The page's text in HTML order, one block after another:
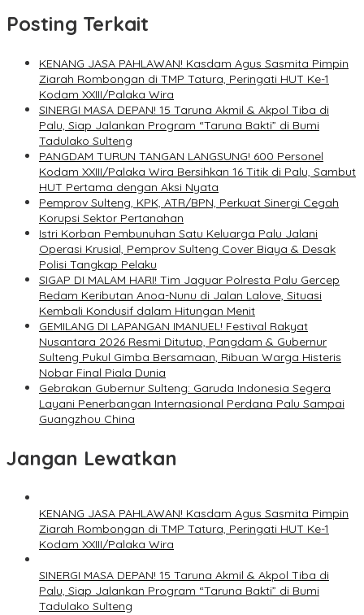
Posting Terkait
KENANG JASA PAHLAWAN! Kasdam Agus Sasmita Pimpin
Ziarah Rombongan di TMP Tatura, Peringati HUT Ke-1
Kodam XXIII/Palaka Wira
SINERGI MASA DEPAN! 15 Taruna Akmil & Akpol Tiba di
Palu, Siap Jalankan Program “Taruna Bakti” di Bumi
Tadulako Sulteng
PANGDAM TURUN TANGAN LANGSUNG! 600 Personel
Kodam XXIII/Palaka Wira Bersihkan 16 Titik di Palu, Sambut
HUT Pertama dengan Aksi Nyata
Pemprov Sulteng, KPK, ATR/BPN, Perkuat Sinergi Cegah
Korupsi Sektor Pertanahan
Istri Korban Pembunuhan Satu Keluarga Palu Jalani
Operasi Krusial, Pemprov Sulteng Cover Biaya & Desak
Polisi Tangkap Pelaku
SIGAP DI MALAM HARI! Tim Jaguar Polresta Palu Gercep
Redam Keributan Anoa-Nunu di Jalan Lalove, Situasi
Kembali Kondusif dalam Hitungan Menit
GEMILANG DI LAPANGAN IMANUEL! Festival Rakyat
Nusantara 2026 Resmi Ditutup, Pangdam & Gubernur
Sulteng Pukul Gimba Bersamaan, Ribuan Warga Histeris
Nobar Final Piala Dunia
Gebrakan Gubernur Sulteng: Garuda Indonesia Segera
Layani Penerbangan Internasional Perdana Palu Sampai
Guangzhou China
Jangan Lewatkan
KENANG JASA PAHLAWAN! Kasdam Agus Sasmita Pimpin
Ziarah Rombongan di TMP Tatura, Peringati HUT Ke-1
Kodam XXIII/Palaka Wira
SINERGI MASA DEPAN! 15 Taruna Akmil & Akpol Tiba di
Palu, Siap Jalankan Program “Taruna Bakti” di Bumi
Tadulako Sulteng